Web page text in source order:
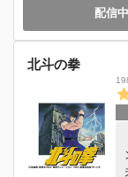
配信
北斗の拳